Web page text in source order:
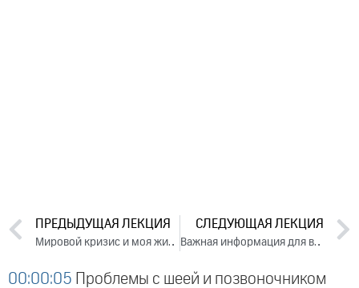
ПРЕДЫДУЩАЯ ЛЕКЦИЯ
Мировой кризис и моя жизнь. Лекция 1 (2020)
СЛЕДУЮЩАЯ ЛЕКЦИЯ
Важная информация для всех, кто хочет повысить иммунитет (2020)
00:00:05 Проблемы с шеей и позвоночником